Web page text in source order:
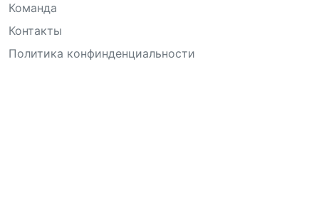
Команда
Контакты
Политика конфинденциальности